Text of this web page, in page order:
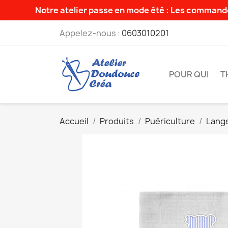
Notre atelier passe en mode été : Les
Appelez-nous : 0603010201
POUR QUI
Accueil Produits Puériculture